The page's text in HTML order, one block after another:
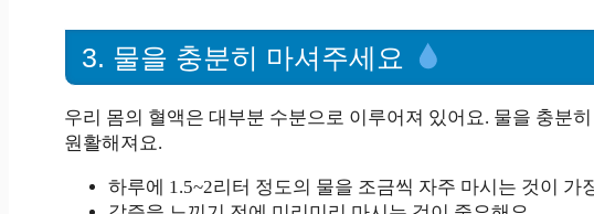
3. 물을 충분히 마셔주세요
우리 몸의 혈액은 대부분 수분으로 이루어져 있어요. 물을 충분
원활해져요.
하루에 1.5~2리터 정도의 물을 조금씩 자주 마시는 것이 가